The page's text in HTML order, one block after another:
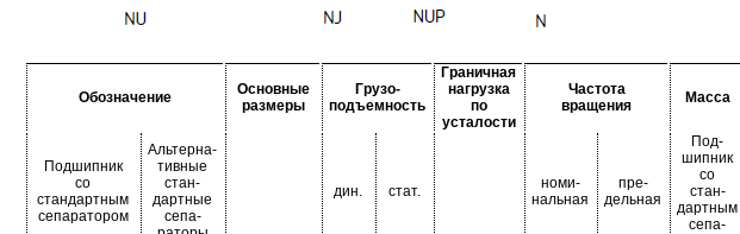
Обозначение
Основные
размеры
Грузо-
подъемность
Граничная
нагрузка
по
усталости
Частота
вращения
Масса
Подшипник
со
стандартным
сепаратором
Альтерна-
тивные
стан-
дартные
сепа-
дин. стат.
номи-
нальная
пре-
дельная
Под-
шипник
со
стан-
дартным
сепа-